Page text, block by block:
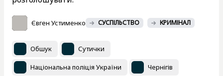
Євген Устименко СУСПІЛЬСТВО КРИМІНАЛ
Обшук Сутички
Національна поліція України Чернігів